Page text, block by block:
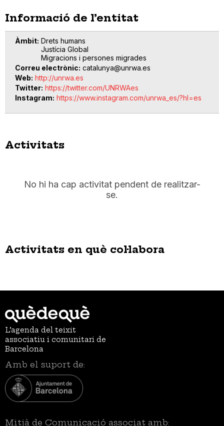
Informació de l’entitat
Àmbit Drets humans
Justícia Global
Migracions i persones migrades
Correu electrònic catalunya@unrwa.es
Web http://unrwa.es
Twitter https://twitter.com/UNRWAes
Instagram https://www.instagram.com/unrwa_es/?hl=es
Activitats
No hi ha cap activitat pendent de realitzar-
se.
Activitats en què col·labora
L’agenda del teixit
associatiu i comunitari de
Barcelona
Amb el suport de:
Mitjà de Comunicació associat amb: